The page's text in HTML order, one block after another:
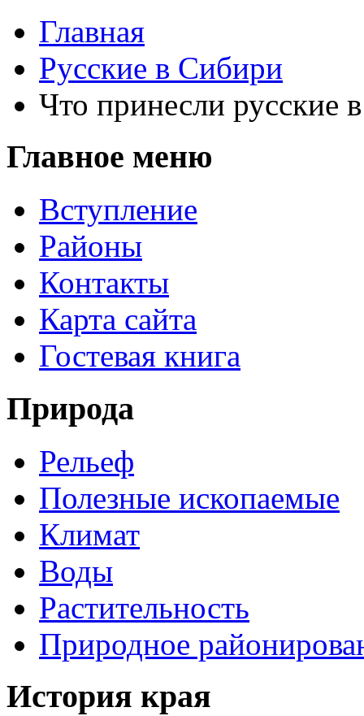
Главная
Русские в Сибири
Что принесли русские
Главное меню
Вступление
Районы
Контакты
Карта сайта
Гостевая книга
Природа
Рельеф
Полезные ископаемые
Климат
Воды
Растительность
Природное
История края